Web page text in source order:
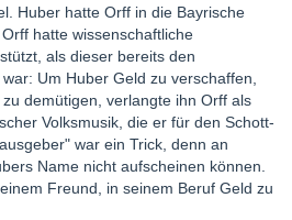
Huber hatte Orff in die Bayrische
hatte wissenschaftliche
als dieser bereits den
Um Huber Geld zu verschaffen,
demütigen, verlangte ihn Orff als
Volksmusik, die er für den Schott-
war ein Trick, denn an
Name nicht aufscheinen können.
Freund, in seinem Beruf Geld zu